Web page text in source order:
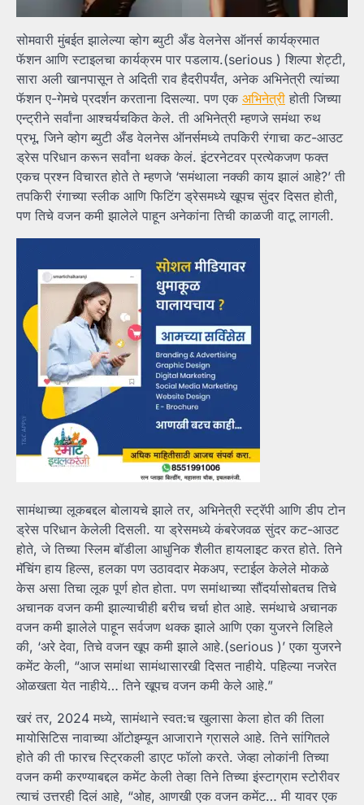
सोमवारी मुंबईत झालेल्या व्होग ब्युटी अँड वेलनेस ऑनर्स कार्यक्रमात
फॅशन आणि स्टाइलचा कार्यक्रम पार पडलाय.(serious ) शिल्पा शेट्टी,
सारा अली खानपासून ते अदिती राव हैदरीपर्यंत, अनेक अभिनेत्री त्यांच्या
फॅशन ए-गेमचे प्रदर्शन करताना दिसल्या. पण एक अभिनेत्री होती जिच्या
एन्ट्रीने सर्वांना आश्चर्यचकित केले. ती अभिनेत्री म्हणजे समंथा रुथ
प्रभू. जिने व्होग ब्युटी अँड वेलनेस ऑनर्समध्ये तपकिरी रंगाचा कट-आउट
ड्रेस परिधान करून सर्वांना थक्क केलं. इंटरनेटवर प्रत्येकजण फक्त
एकच प्रश्न विचारत होते ते म्हणजे ‘समंथाला नक्की काय झालं आहे?’ ती
तपकिरी रंगाच्या स्लीक आणि फिटिंग ड्रेसमध्ये खूपच सुंदर दिसत होती,
पण तिचे वजन कमी झालेले पाहून अनेकांना तिची काळजी वाटू लागली.
सामंथाच्या लूकबद्दल बोलायचे झाले तर, अभिनेत्री स्ट्रॅपी आणि डीप टोन
ड्रेस परिधान केलेली दिसली. या ड्रेसमध्ये कंबरेजवळ सुंदर कट-आउट
होते, जे तिच्या स्लिम बॉडीला आधुनिक शैलीत हायलाइट करत होते. तिने
मॅचिंग हाय हिल्स, हलका पण उठावदार मेकअप, स्टाईल केलेले मोकळे
केस असा तिचा लूक पूर्ण होत होता. पण समांथाच्या सौंदर्यासोबतच तिचे
अचानक वजन कमी झाल्याचीही बरीच चर्चा होत आहे. समंथाचे अचानक
वजन कमी झालेले पाहून सर्वजण थक्क झाले आणि एका युजरने लिहिले
की, ‘अरे देवा, तिचे वजन खूप कमी झाले आहे.(serious )’ एका युजरने
कमेंट केली, “आज समांथा सामंथासारखी दिसत नाहीये. पहिल्या नजरेत
ओळखता येत नाहीये… तिने खूपच वजन कमी केले आहे.”
खरं तर, 2024 मध्ये, सामंथाने स्वत:च खुलासा केला होत की तिला
मायोसिटिस नावाच्या ऑटोइम्यून आजाराने ग्रासले आहे. तिने सांगितले
होते की ती फारच स्ट्रिकली डाएट फॉलो करते. जेव्हा लोकांनी तिच्या
वजन कमी करण्याबद्दल कमेंट केली तेव्हा तिने तिच्या इंस्टाग्राम स्टोरीवर
त्याचं उत्तरही दिलं आहे, “ओह, आणखी एक वजन कमेंट… मी यावर एक